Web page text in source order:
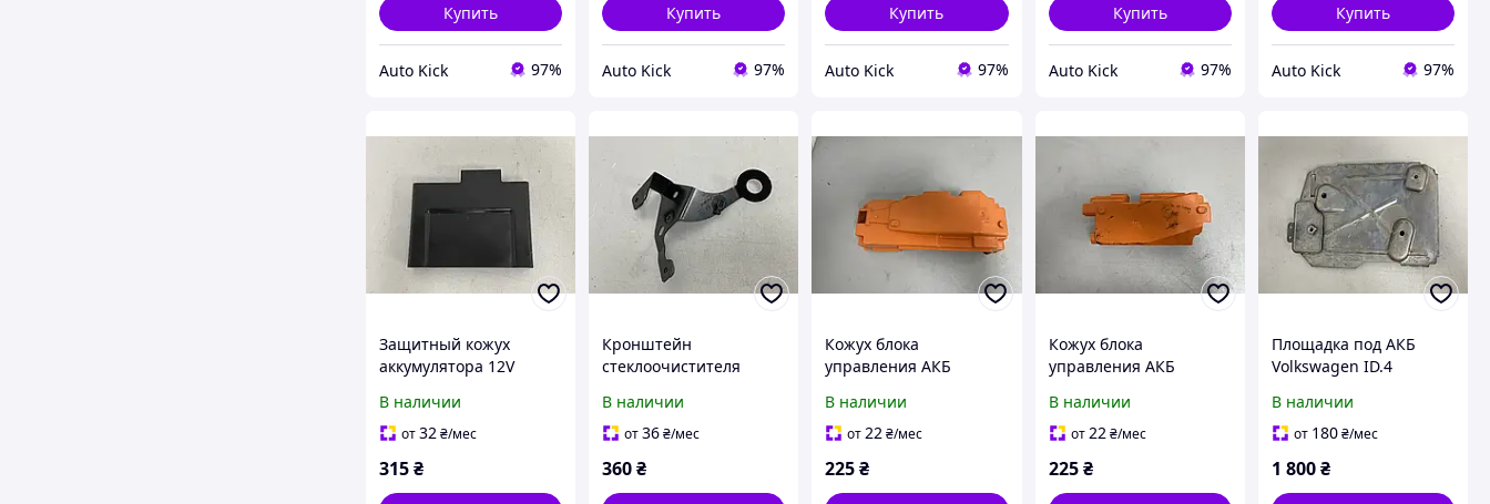
Купить
Auto Kick 97%
Купить
Auto Kick 97%
Купить
Auto Kick 97%
Купить
Auto Kick 97%
Купить
Auto Kick 97%
Защитный кожух
аккумулятора 12V
1EA915325 2023-
В наличии
от32₴/мес
315₴
Кронштейн
стеклоочистителя
11A804414A 2023-
В наличии
от36₴/мес
360₴
Кожух блока
управления АКБ
0Z1915521N 2023-
В наличии
от22₴/мес
225₴
Кожух блока
управления АКБ
0Z1915521J 2023-
В наличии
от22 ₴/мес
225 ₴
Площадка под АКБ
Volkswagen ID.4
В наличии
от 180₴/мес
1 800₴